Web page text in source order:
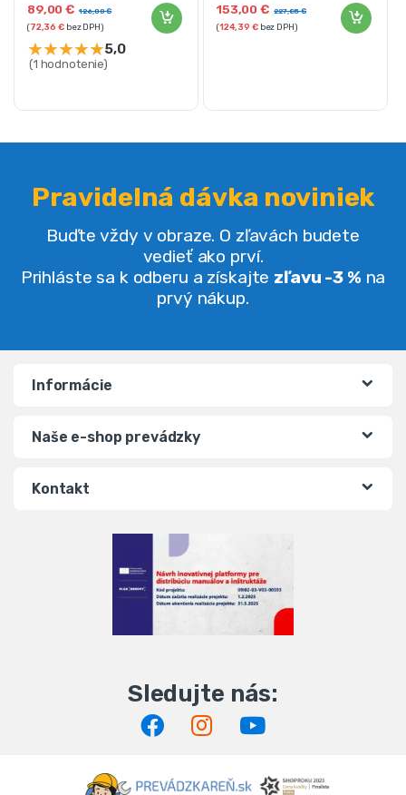
89,00€ 126,00€
(72,36€bez DPH)
★★★★★5,0
(1 hodnotenie)
153,00€ 227,85€
(124,39 €bez DPH)
Pravidelná dávka noviniek
Buďte vždy v obraze. O zľavách budete
vedieť ako prví.
Prihláste sa k odberu a získajte zľavu -3 % na
prvý nákup.
Informácie
Naše e-shop prevádzky
Kontakt